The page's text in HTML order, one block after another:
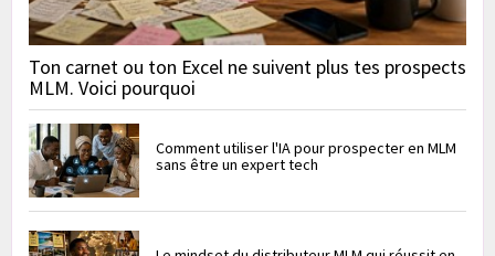
Ton carnet ou ton Excel ne suivent plus tes prospects
MLM. Voici pourquoi
Comment utiliser l'IA pour prospecter en MLM
sans être un expert tech